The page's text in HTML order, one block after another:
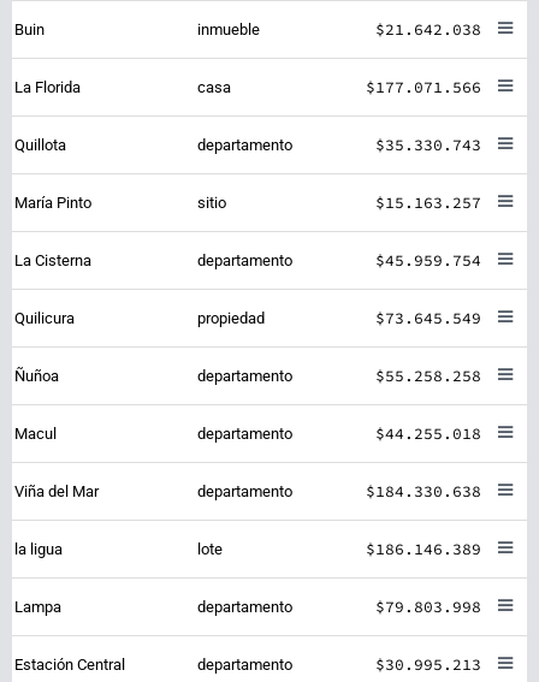
Buin inmueble $21.642.038
La Florida casa $177.071.566
Quillota departamento $35.330.743
María Pinto sitio $15.163.257
La Cisterna departamento $45.959.754
Quilicura propiedad $73.645.549
Ñuñoa departamento $55.258.258
Macul departamento $44.255.018
Viña del Mar departamento $184.330.638
la ligua lote $186.146.389
Lampa departamento $79.803.998
Estación Central departamento $30.995.213